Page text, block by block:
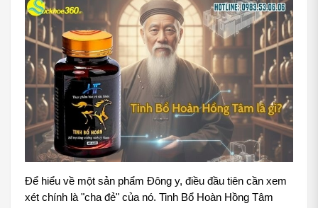
Để hiểu về một sản phẩm Đông y, điều đầu tiên cần xem
xét chính là "cha đẻ" của nó. Tinh Bổ Hoàn Hồng Tâm